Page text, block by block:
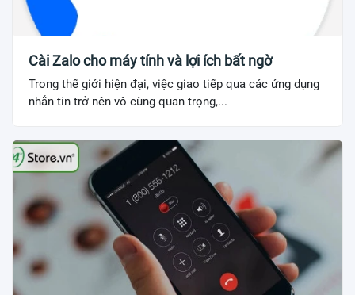
Cài Zalo cho máy tính và lợi ích bất ngờ
Trong thế giới hiện đại, việc giao tiếp qua các ứng dụng
nhắn tin trở nên vô cùng quan trọng,...